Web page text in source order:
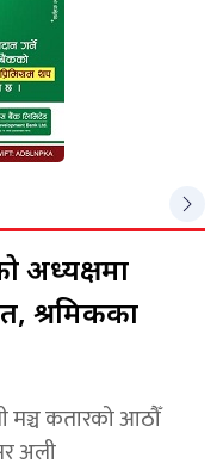
अध्यक्षमा
श्रमिकका
मञ्च कतारको आठौँ
अली